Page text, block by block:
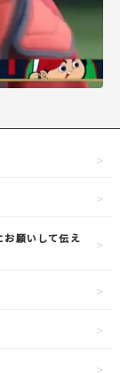
お願いして伝え